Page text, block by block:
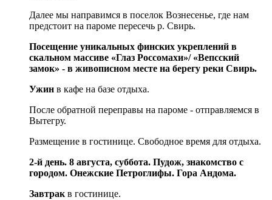
Далее мы направимся в поселок Вознесенье, где нам
предстоит на пароме пересечь р. Свирь.
Посещение уникальных финских укреплений в
скальном массиве «Глаз Россомахи»/ «Вепсский
замок» - в живописном месте на берегу реки Свирь.
Ужин в кафе на базе отдыха.
После обратной переправы на пароме - отправляемся в
Вытегру.
Размещение в гостинице. Свободное время для отдыха.
2-й день. 8 августа, суббота. Пудож, знакомство с
городом. Онежские Петроглифы. Гора Андома.
Завтрак в гостинице.